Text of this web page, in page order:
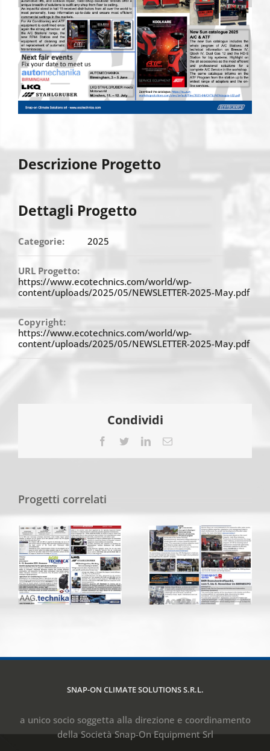
Descrizione Progetto
Dettagli Progetto
Categorie: 2025
URL Progetto:
https://www.ecotechnics.com/world/wp-
content/uploads/2025/05/NEWSLETTER-2025-May.pdf
Copyright:
https://www.ecotechnics.com/world/wp-
content/uploads/2025/05/NEWSLETTER-2025-May.pdf
Condividi
Facebook
TwitterLinkedInEmail
Progetti correlati
SNAP-ON CLIMATE SOLUTIONS S.R.L.
a unico socio soggetta alla direzione e coordinamento
della Società Snap-On Equipment Srl